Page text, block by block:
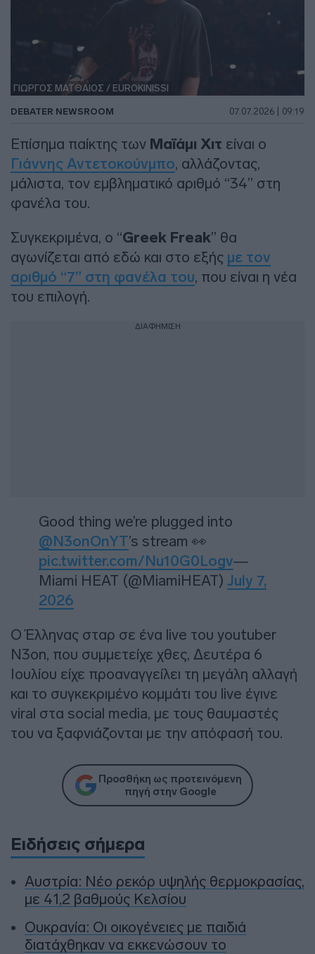
ΓΙΩΡΓΟΣ ΜΑΤΘΑΙΟΣ / EUROKINISSI
DEBATER NEWSROOM 07.07.2026 | 09:19
Επίσημα παίκτης των Μαϊάμι Χιτ είναι ο
Γιάννης Αντετοκούνμπο, αλλάζοντας,
μάλιστα, τον εμβληματικό αριθμό “34” στη
φανέλα του.
Συγκεκριμένα, ο “Greek Freak” θα
αγωνίζεται από εδώ και στο εξής με τον
αριθμό “7” στη φανέλα του, που είναι η νέα
του επιλογή.
ΔΙΑΦΗΜΙΣΗ
Good thing we’re plugged into
@N3onOnYT’s stream 👀
pic.twitter.com/Nu10G0Logv—
Miami HEAT (@MiamiHEAT) July 7,
2026
Ο Έλληνας σταρ σε ένα live του youtuber
N3on, που συμμετείχε χθες, Δευτέρα 6
Ιουλίου είχε προαναγγείλει τη μεγάλη αλλαγή
και το συγκεκριμένο κομμάτι του live έγινε
viral στα social media, με τους θαυμαστές
του να ξαφνιάζονται με την απόφασή του.
Προσθήκη ως προτεινόμενη
πηγή στην Google
Ειδήσεις σήμερα
Αυστρία: Νέο ρεκόρ υψηλής θερμοκρασίας,
με 41,2 βαθμούς Κελσίου
Ουκρανία: Οι οικογένειες με παιδιά
διατάχθηκαν να εκκενώσουν το